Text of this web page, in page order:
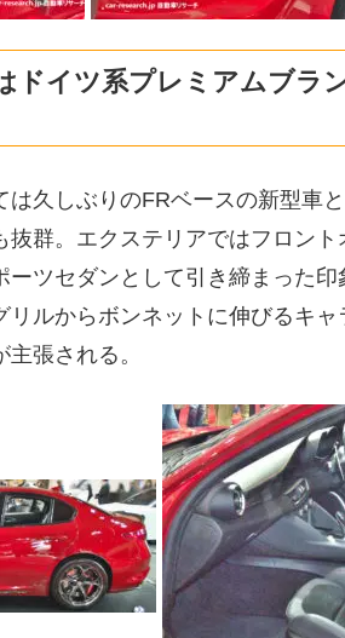
ドイツ系プレミアムブラ
は久しぶりのFRベースの新型車
抜群。エクステリアではフロン
ーツセダンとして引き締まった
リルからボンネットに伸びるキ
張される。